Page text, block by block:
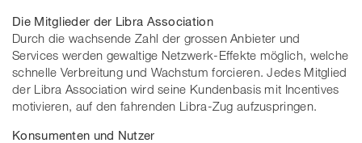
Die Mitglieder der Libra Association
Durch die wachsende Zahl der grossen Anbieter und
Services werden gewaltige Netzwerk-Effekte möglich, welche
schnelle Verbreitung und Wachstum forcieren. Jedes Mitglied
der Libra Association wird seine Kundenbasis mit Incentives
motivieren, auf den fahrenden Libra-Zug aufzuspringen.
Konsumenten und Nutzer